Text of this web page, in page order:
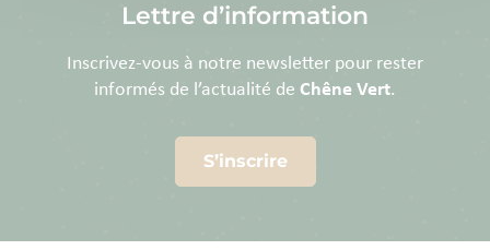
Lettre d’information
Inscrivez-vous à notre newsletter pour rester
informés de l’actualité de Chêne Vert.
S’inscrire